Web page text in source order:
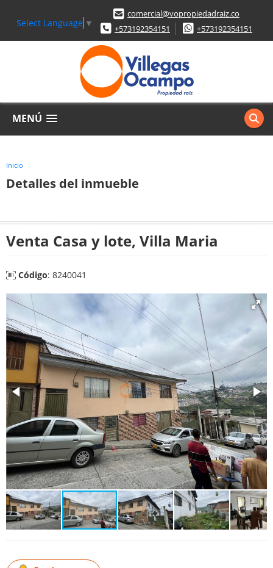
Select Language ▼
comercial@vopropiedadraiz.co
+573192354151
+573192354151
MENÚ
Inicio
Detalles del inmueble
Venta Casa y lote, Villa Maria
Código: 8240041